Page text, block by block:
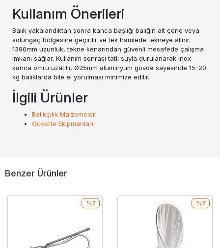
Kullanım Önerileri
Balık yakalandıktan sonra kanca başlığı balığın alt çene veya
solungaç bölgesine geçirilir ve tek hamlede tekneye alınır.
1390mm uzunluk, tekne kenarından güvenli mesafede çalışma
imkanı sağlar. Kullanım sonrası tatlı suyla durulanarak inox
kanca ömrü uzatılır. Ø25mm alüminyum gövde sayesinde 15-20
kg balıklarda bile el yorulması minimize edilir.
İlgili Ürünler
Balıkçılık Malzemeleri
Güverte Ekipmanları
Benzer Ürünler
%7 %7